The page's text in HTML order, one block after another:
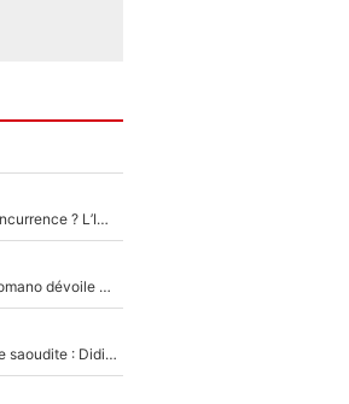
Kylian Mbappé et Lamine Yamal ont de la concurrence ? L’IA annonce les 5 joueurs qui vont dominer le football dans les années à venir !
«On l’achète et on vous le prête» : Fabrizio Romano dévoile déjà la stratégie du PSG avec le transfert de Zion Suzuki !
De l’équipe de France à un pont d’or en Arabie saoudite : Didier Deschamps a donné sa réponse !